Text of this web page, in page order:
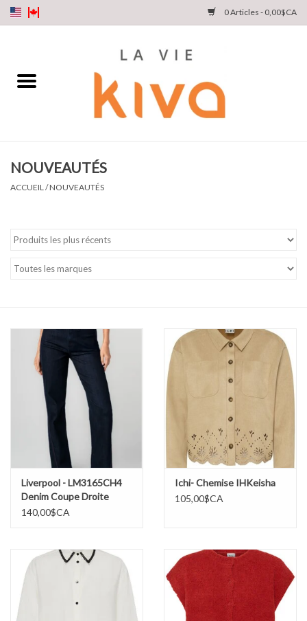
0 Articles - 0,00$CA
MAGASINEZ
Marques
NOUVEAUTÉS
ACCUEIL /NOUVEAUTÉS
Liverpool - LM3165CH4
Denim Coupe Droite
Kennedy Straight
140,00$CA
Ichi- Chemise IHKeisha
105,00$CA